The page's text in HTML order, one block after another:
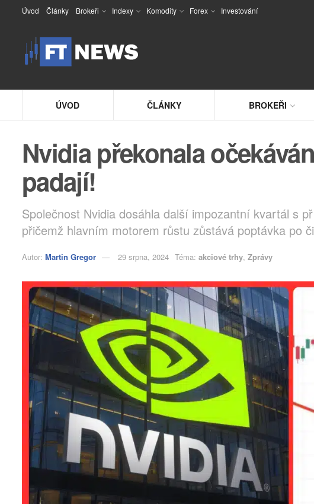
Úvod Články Brokeři Indexy Komodity Forex Investování
ÚVOD ČLÁNKY BROKEŘI
Nvidia překonala
padají!
Společnost Nvidia dosáhla další impozantní kvartál s
přičemž hlavním motorem růstu zůstává poptávka po
Autor: Martin Gregor 29 srpna, 2024 Téma: akciové trhy, Zprávy